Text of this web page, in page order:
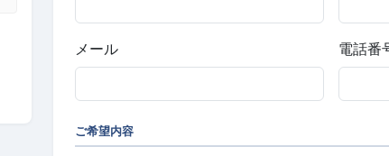
メール 電話番
ご希望内容